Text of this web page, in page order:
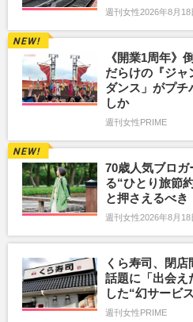
週刊女性2026年8月18
《開業1周年》
だらけの『ジャ
ダンス」がプチ
しか
週刊女性PRIME
70歳人気ブロガ
る“ひとり旅節
と押さえるべき
週刊女性2026年8月18
くら寿司、閉
話題に「出会え
した“幻サービ
週刊女性PRIME